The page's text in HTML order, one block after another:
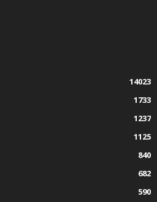
14023
1733
1237
1125
840
682
590